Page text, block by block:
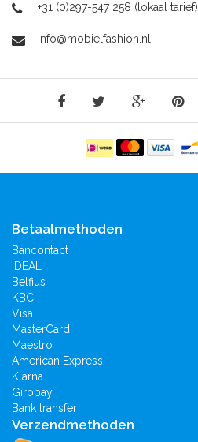
+31 (0)297-547 258 (lokaal tarief)
info@mobielfashion.nl
Betaalmethoden
Bancontact
iDEAL
Belfius
KBC
Visa
MasterCard
Maestro
American Express
Klarna.
Giropay
Bank transfer
Verzendmethoden